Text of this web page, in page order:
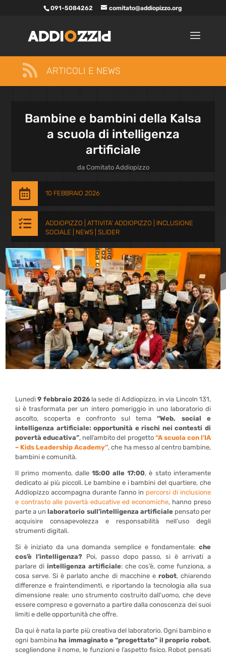
091-5084262 comitato@addiopizzo.org
 ARTICOLI E NEWS
Bambine e bambini della Kalsa
a scuola di intelligenza
artificiale
da Comitato Addiopizzo
 10 FEBBRAIO 2026
 ADDIOPIZZO ATTIVITA' ADDIOPIZZO
INCLUSIONE
SOCIALE
NEWS| SLIDER
Lunedì9 febbraio 2026la sede di Addiopizzo, in via Lincoln 131,
si è trasformata per un intero pomeriggio in uno laboratorio di
ascolto, scoperta e confronto sul tema“Web, social e
intelligenza artificiale: opportunità e rischi nei contesti di
povertà educativa”, nell’ambito del progetto “A scuola con l’IA
– Kids Leadership Academy”, che ha messo al centro bambine,
bambini e comunità.
Il primo momento, dalle 15:00 alle 17:00, è stato interamente
dedicato ai più piccoli. Le bambine e i bambini del quartiere, che
Addiopizzo accompagna durante l’anno in percorsi di inclusione
e contrasto alle povertà educative ed economiche, hanno preso
parte a un laboratorio sull’intelligenza artificialepensato per
acquisire consapevolezza e responsabilità nell’uso degli
strumenti digitali.
Si è iniziato da una domanda semplice e fondamentale: che
cos’è l’intelligenza? Poi, passo dopo passo, si è arrivati a
parlare di intelligenza artificiale: che cos’è, come funziona, a
cosa serve. Si è parlato anche di macchine e robot, chiarendo
differenze e fraintendimenti, e riportando la tecnologia alla sua
dimensione reale: uno strumento costruito dall’uomo, che deve
essere compreso e governato a partire dalla conoscenza dei suoi
limiti e delle opportunità che offre.
Da qui è nata la parte più creativa del laboratorio. Ogni bambino e
ogni bambinaha immaginato e “progettato” il proprio robot,
scegliendone il nome, le funzioni e l’aspetto fisico. Robot pensati